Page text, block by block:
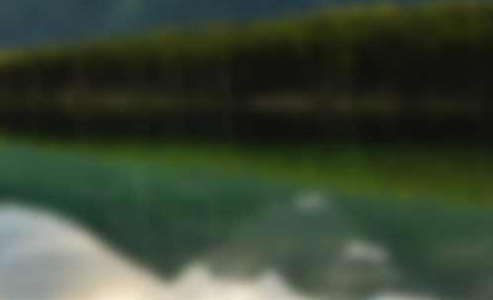
gouvernement
du